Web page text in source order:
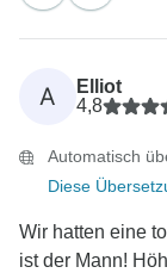
hatten. Seine
einzugehen,
uns zu hören,
Reise
weiteres
begrüßen zu
A
Elliot
4,8
Automatisch
Diese
Wir hatten eine
ist der Mann!